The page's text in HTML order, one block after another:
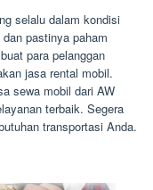
selalu dalam kondisi
pastinya paham
para pelanggan
jasa rental mobil.
sewa mobil dari AW
terbaik. Segera
transportasi Anda.